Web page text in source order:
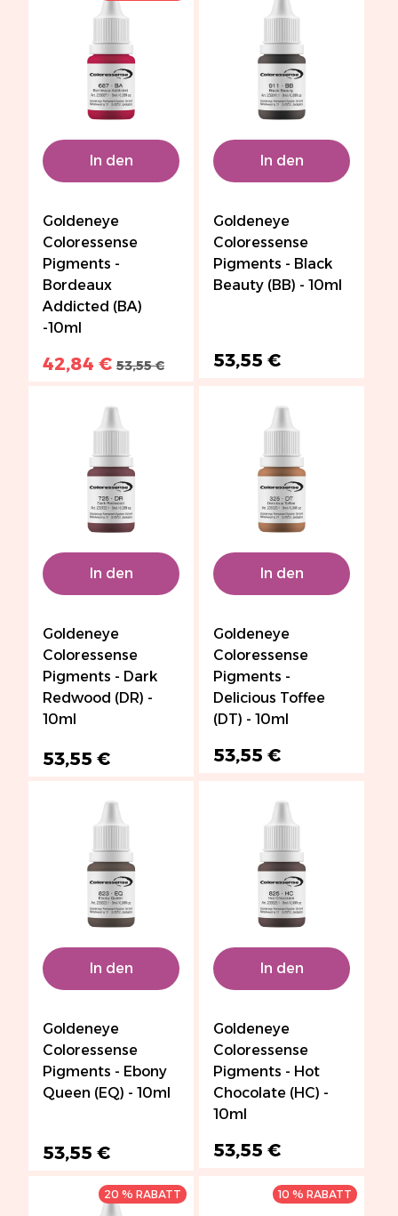
In den
Goldeneye
Coloressense
Pigments -
Bordeaux
Addicted (BA)
-10ml
42,84 € 53,55 €
In den
Goldeneye
Coloressense
Pigments - Black
Beauty (BB) - 10ml
53,55 €
In den
Goldeneye
Coloressense
Pigments - Dark
Redwood (DR) -
10ml
53,55 €
In den
Goldeneye
Coloressense
Pigments -
Delicious Toffee
(DT) - 10ml
53,55 €
In den
Goldeneye
Coloressense
Pigments - Ebony
Queen (EQ) - 10ml
53,55 €
In den
Goldeneye
Coloressense
Pigments - Hot
Chocolate (HC) -
10ml
53,55 €
20 % RABATT 10 % RABATT